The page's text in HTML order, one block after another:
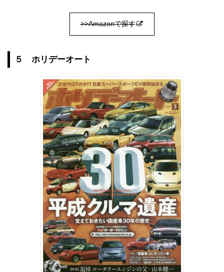
>>Amazonで探す
５ ホリデーオート